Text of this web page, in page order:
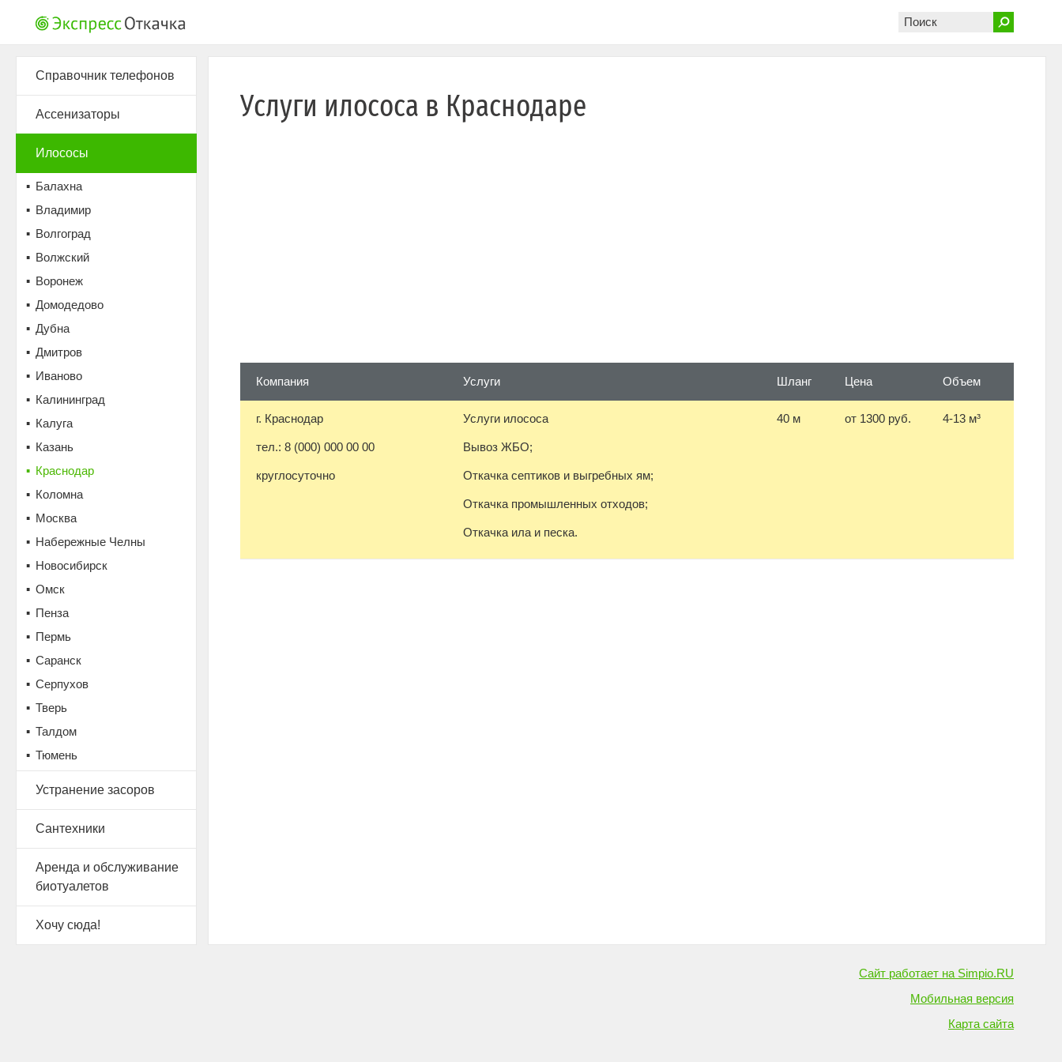
Справочник телефонов
Ассенизаторы
Илососы
Балахна
Владимир
Волгоград
Волжский
Воронеж
Домодедово
Дубна
Дмитров
Иваново
Калининград
Калуга
Казань
Краснодар
Коломна
Москва
Набережные Челны
Новосибирск
Омск
Пенза
Пермь
Саранск
Серпухов
Тверь
Талдом
Тюмень
Устранение засоров
Сантехники
Аренда и обслуживание
биотуалетов
Хочу сюда!
Услуги илососа в Краснодаре
Компания Услуги Шланг Цена Объем
г. Краснодар
тел.: 8 (000) 000 00 00
круглосуточно
Услуги илососа
Вывоз ЖБО;
Откачка септиков и выгребных ям;
Откачка промышленных отходов;
Откачка ила и песка.
40 м от 1300 руб. 4-13 м³
Сайт работает на Simpio.RU
Мобильная версия
Карта сайта